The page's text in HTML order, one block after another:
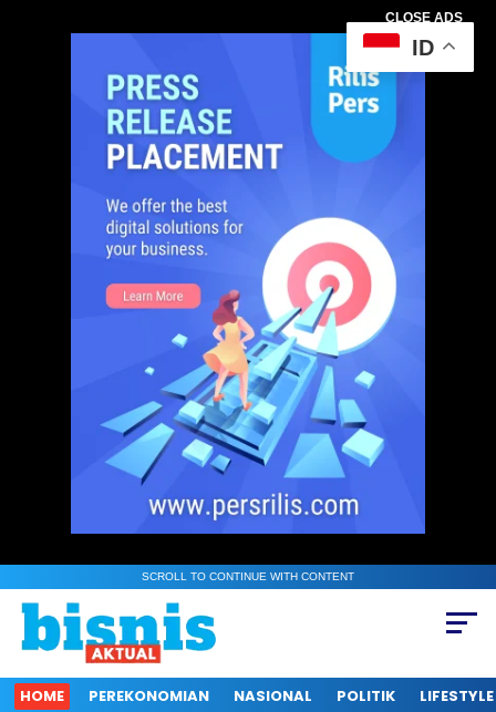
CLOSE ADS
SCROLL TO CONTINUE WITH CONTENT
HOME PEREKONOMIAN NASIONAL POLITIK LIFESTYLE
ID